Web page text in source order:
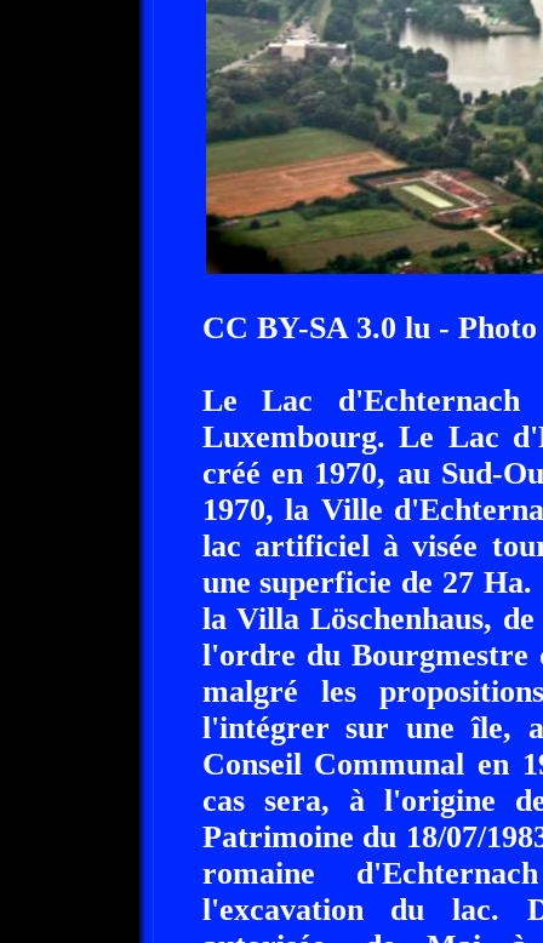
CC BY-SA 3.0 lu -
Le Lac
Luxembourg. Le Lac
créé en 1970, au Sud-
1970, la Ville
lac artificiel à visée
une superficie de 27
la Villa Löschenhaus,
l'ordre du Bourgmestre
malgré les
l'intégrer sur une île,
Conseil Communal en
cas sera, à l'origine
Patrimoine du 18/07/
romaine
l'excavation du lac.